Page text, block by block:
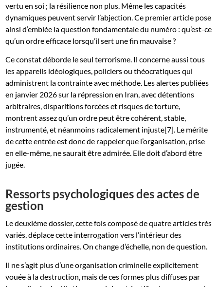
vertu en soi ; la résilience non plus. Même les capacités
dynamiques peuvent servir l’abjection. Ce premier article pose
ainsi d’emblée la question fondamentale du numéro : qu’est-ce
qu’un ordre efficace lorsqu’il sert une fin mauvaise ?
Ce constat déborde le seul terrorisme. Il concerne aussi tous
les appareils idéologiques, policiers ou théocratiques qui
administrent la contrainte avec méthode. Les alertes publiées
en janvier 2026 sur la répression en Iran, avec détentions
arbitraires, disparitions forcées et risques de torture,
montrent assez qu’un ordre peut être cohérent, stable,
instrumenté, et néanmoins radicalement injuste[7]. Le mérite
de cette entrée est donc de rappeler que l’organisation, prise
en elle-même, ne saurait être admirée. Elle doit d’abord être
jugée.
Ressorts psychologiques des actes de
gestion
Le deuxième dossier, cette fois composé de quatre articles très
variés, déplace cette interrogation vers l’intérieur des
institutions ordinaires. On change d’échelle, non de question.
Il ne s’agit plus d’une organisation criminelle explicitement
vouée à la destruction, mais de ces formes plus diffuses par